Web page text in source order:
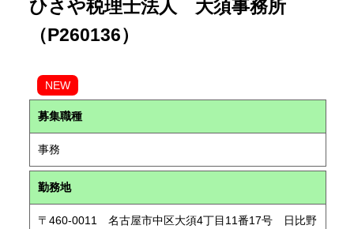
ひさや税理士法人 大須事務所
（P260136）
NEW
募集職種
事務
勤務地
〒460-0011 名古屋市中区大須4丁目11番17号 日比野